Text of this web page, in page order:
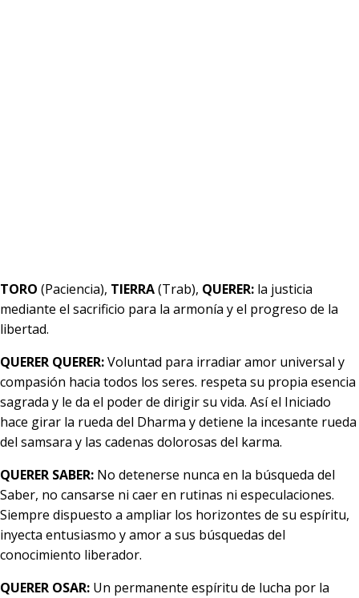
TORO (Paciencia), TIERRA(Trab), QUERER: la justicia
mediante el sacrificio para la armonía y el progreso de la
libertad.
QUERER QUERER:Voluntad para irradiar amor universal y
compasión hacia todos los seres. respeta su propia esencia
sagrada y le da el poder de dirigir su vida. Así el Iniciado
hace girar la rueda del Dharma y detiene la incesante rueda
del samsara y las cadenas dolorosas del karma.
QUERER SABER: No detenerse nunca en la búsqueda del
Saber, no cansarse ni caer en rutinas ni especulaciones.
Siempre dispuesto a ampliar los horizontes de su espíritu,
inyecta entusiasmo y amor a sus búsquedas del
conocimiento liberador.
QUERER OSAR: Un permanente espíritu de lucha por la